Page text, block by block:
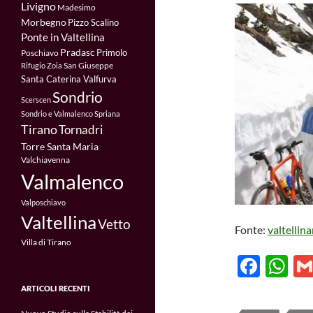
Fonte:
F
W
Livigno Madesimo
MorbegnoPizzo Scalino
Ponte in Valtellina
Poschiavo Pradasc Primolo
Rifugio Zoia San Giuseppe
Santa Caterina Valfurva
ScerscenSondrio
Sondrio e ValmalencoSpriana
TiranoTornadri
Torre Santa Maria
Valchiavenna
Valmalenco
Valposchiavo
ValtellinaVetto
Villa di Tirano
ARTICOLI RECENTI